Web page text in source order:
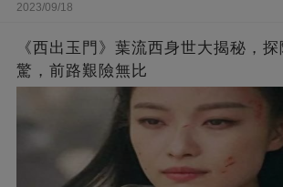
2023/09/18
《西出玉門》葉流西身世大揭秘，
驚，前路艱險無比